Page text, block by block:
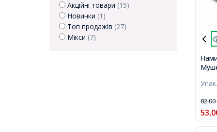
Акційні товари (15)
Новинки (1)
Топ продажів (27)
Мікси (7)